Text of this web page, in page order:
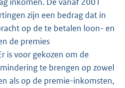
inkomen. De vanaf 2001
zijn een bedrag dat in
op de te betalen loon- en
de premies
is voor gekozen om de
te brengen op zowel
als op de premie-inkomsten,